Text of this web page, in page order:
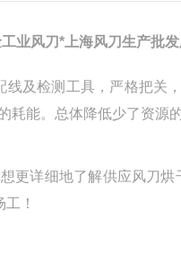
工业风刀*上海风刀生产批
及检测工具，严格把关
能。总体降低少了资源的
更详细地了解供应风刀
！